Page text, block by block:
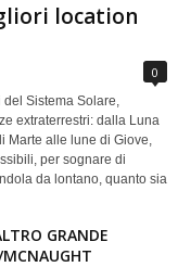
location
0
Sistema Solare,
extraterrestri: dalla Luna
alle lune di Giove,
per sognare di
da lontano, quanto sia
GRANDE